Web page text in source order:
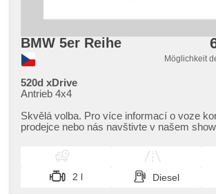
BMW 5er Reihe
Möglichkeit
520d xDrive
Antrieb 4x4
Skvělá volba. Pro více informací o voze
prodejce nebo nás navštivte v našem
2 l
Diesel